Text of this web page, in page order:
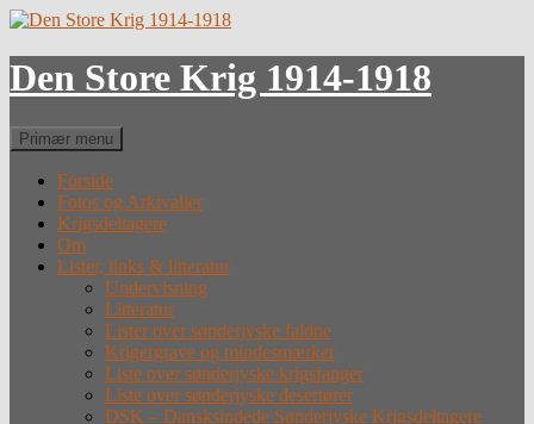
Hop
indhold
Den Store Krig 1914-1918
Søg
Primær menu
Forside
Fotos og Arkivalier
Krigsdeltagere
Om
Lister, links & litteratur
Undervisning
Litteratur
Lister over sønderjyske faldne
Krigergrave og mindesmærker
Liste over sønderjyske krigsfanger
Liste over sønderjyske desertører
DSK – Dansksindede Sønderjyske Krigsdeltagere